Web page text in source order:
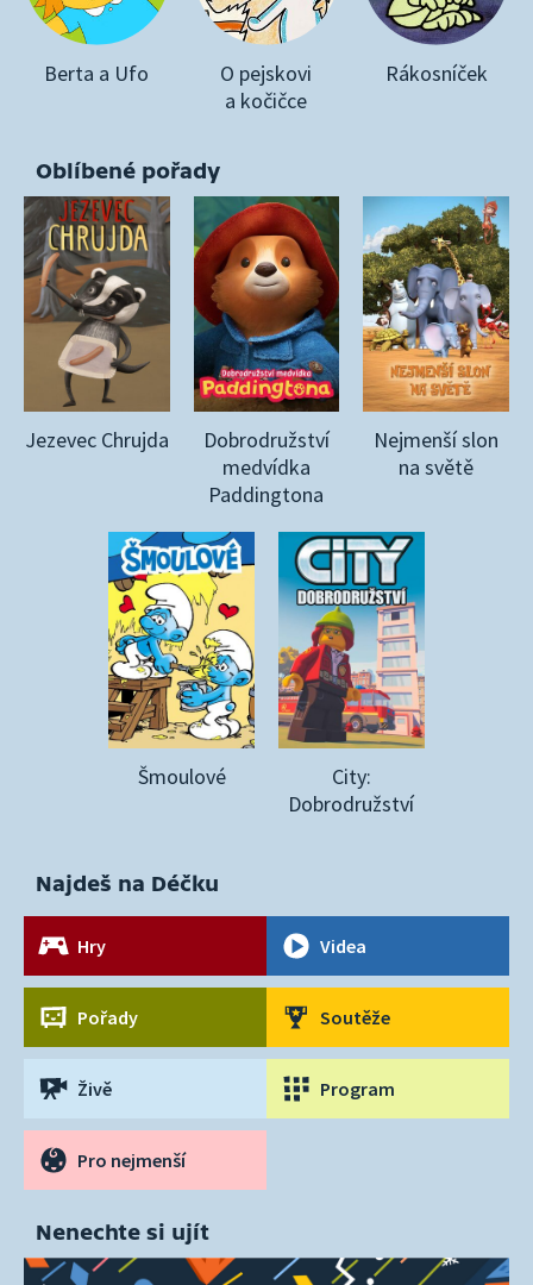
Berta a Ufo
O pejskovi
a kočičce
Rákosníček
Oblíbené pořady
Jezevec Chrujda
Dobrodružství
medvídka
Paddingtona
Nejmenší slon
na světě
Šmoulové
City:
Dobrodružství
Najdeš na Déčku
Hry Videa
Pořady Soutěže
Živě Program
Pro nejmenší
Nenechte si ujít